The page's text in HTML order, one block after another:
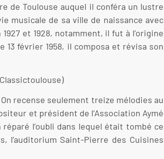
de Toulouse auquel il conféra un lustre
musicale de sa ville de naissance avec
et 1928, notamment, il fut à l’origine
13 février 1958, il composa et révisa son
recense seulement treize mélodies au
et président de l’Association Aymé
l’oubli dans lequel était tombé ce
l’auditorium Saint-Pierre des Cuisines